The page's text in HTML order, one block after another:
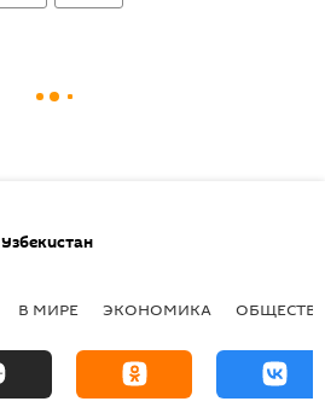
Узбекистан
В МИРЕ ЭКОНОМИКА